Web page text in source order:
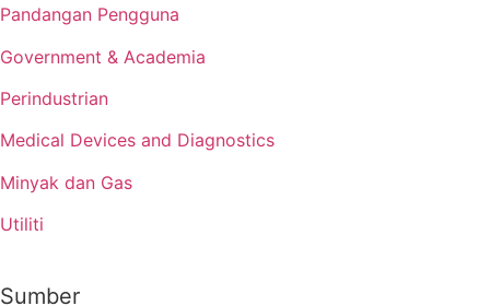
Pandangan Pengguna
Government & Academia
Perindustrian
Medical Devices and Diagnostics
Minyak dan Gas
Utiliti
Sumber